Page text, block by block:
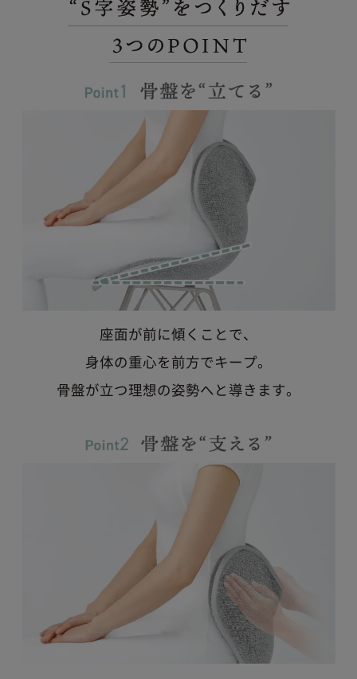
座面が前に傾くことで、
身体の重心を前方でキープ。
骨盤が立つ理想の姿勢へと導きます。